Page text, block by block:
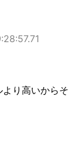
り高いからそ